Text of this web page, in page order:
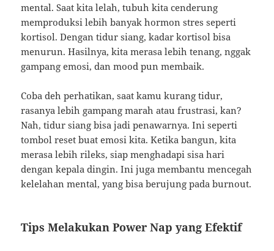
mental. Saat kita lelah, tubuh kita cenderung
memproduksi lebih banyak hormon stres seperti
kortisol. Dengan tidur siang, kadar kortisol bisa
menurun. Hasilnya, kita merasa lebih tenang, nggak
gampang emosi, dan mood pun membaik.
Coba deh perhatikan, saat kamu kurang tidur,
rasanya lebih gampang marah atau frustrasi, kan?
Nah, tidur siang bisa jadi penawarnya. Ini seperti
tombol reset buat emosi kita. Ketika bangun, kita
merasa lebih rileks, siap menghadapi sisa hari
dengan kepala dingin. Ini juga membantu mencegah
kelelahan mental, yang bisa berujung pada burnout.
Tips Melakukan Power Nap yang Efektif